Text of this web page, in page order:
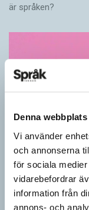
Denna
Vi använder
och annonserna
för sociala
vidarebefordrar
information från
annons- och
är språken?
Känner du